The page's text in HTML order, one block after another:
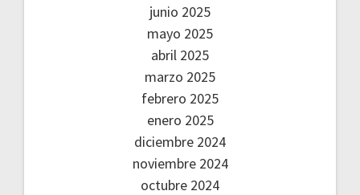
junio 2025
mayo 2025
abril 2025
marzo 2025
febrero 2025
enero 2025
diciembre 2024
noviembre 2024
octubre 2024